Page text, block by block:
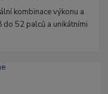
kombinace výkonu a
52 palců a unikátními